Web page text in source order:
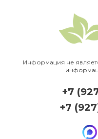
Информация не
+7
+7